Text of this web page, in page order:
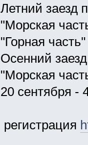
Летний заезд
"Морская
"Горная
Осенний
"Морская
20 сентября -
регистрация